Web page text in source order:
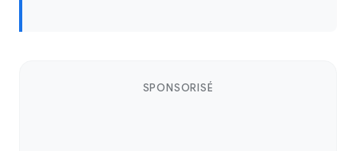
SPONSORISÉ